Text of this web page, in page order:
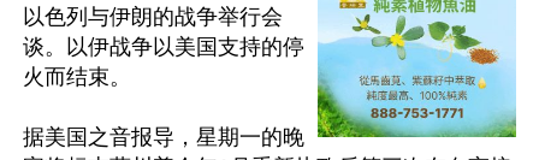
以色列与伊朗的战争举行会
谈。以伊战争以美国支持的停
火而结束。
据美国之音报导，星期一的晚